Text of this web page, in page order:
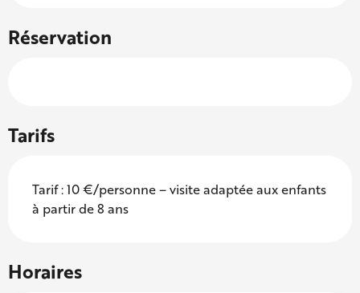
Réservation
Tarifs
Tarif : 10 €/personne – visite adaptée aux enfants
à partir de 8 ans
Horaires